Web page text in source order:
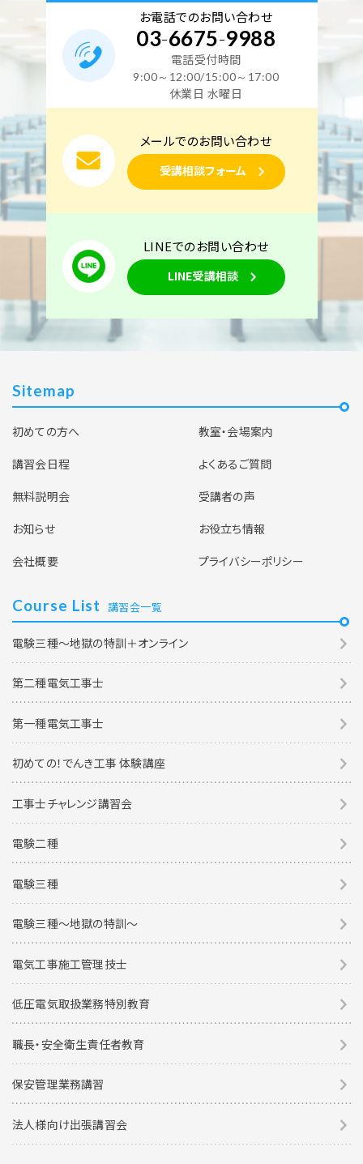
お電話でのお問い合わせ
03-6675-9988
電話受付時間
9:00～12:00/15:00～17:00
休業日 水曜日
メールでのお問い合わせ
受講相談フォーム
LINEでのお問い合わせ
LINE受講相談
Sitemap
初めての方へ
教室・会場案内
講習会日程
よくあるご質問
無料説明会
受講者の声
お知らせ
お役立ち情報
会社概要
プライバシーポリシー
Course List 講習会一覧
電験三種～地獄の特訓＋オンライン
第二種電気工事士
第一種電気工事士
初めての！でんき工事 体験講座
工事士チャレンジ講習会
電験二種
電験三種
電験三種〜地獄の特訓〜
電気工事施工管理技士
低圧電気取扱業務特別教育
職長・安全衛生責任者教育
保安管理業務講習
法人様向け出張講習会